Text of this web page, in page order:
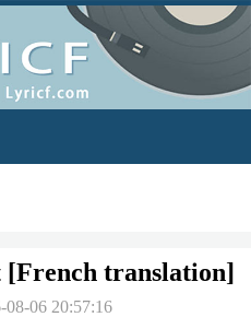
[French translation]
08-06 20:57:16